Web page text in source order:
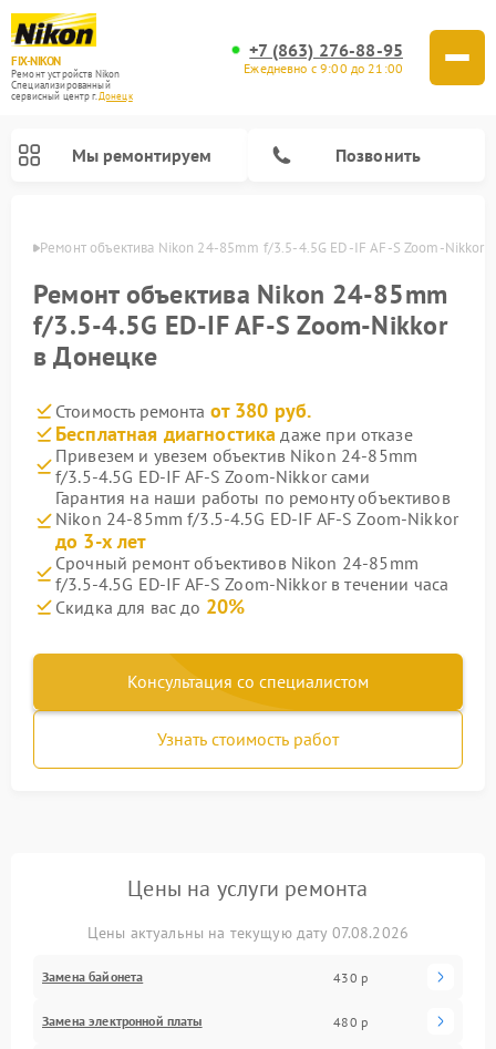
FIX-NIKON
Ремонт устройств Nikon
Специализированный
cервисный центр г.Донецк
+7 (863) 276-88-95
Ежедневно с 9:00 до 21:00
Мы ремонтируем Позвонить
Ремонт объектива Nikon 24-85mm f/3.5-4.5G ED-IF AF-S Zoom-Nikkor
Ремонт объектива Nikon 24-85mm
f/3.5-4.5G ED-IF AF-S Zoom-Nikkor
в Донецке
Стоимость ремонта от 380 руб.
Бесплатная диагностика даже при отказе
Привезем и увезем объектив Nikon 24-85mm
f/3.5-4.5G ED-IF AF-S Zoom-Nikkor сами
Гарантия на наши работы по ремонту объективов
Nikon 24-85mm f/3.5-4.5G ED-IF AF-S Zoom-Nikkor
до 3-х лет
Срочный ремонт объективов Nikon 24-85mm
f/3.5-4.5G ED-IF AF-S Zoom-Nikkor в течении часа
Скидка для вас до 20%
Консультация со специалистом
Узнать стоимость работ
Цены на услуги ремонта
Цены актуальны на текущую дату 07.08.2026
Замена байонета 430 р
Замена электронной платы 480 р